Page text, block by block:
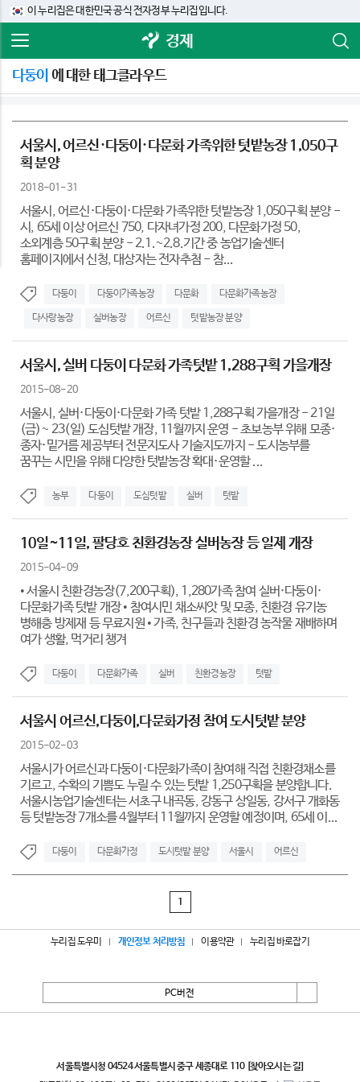
이 누리집은 대한민국 공식 전자정부 누리집입니다.
경제
다둥이 에 대한 태그클라우드
서울시, 어르신·다둥이·다문화 가족위한 텃밭농장 1,050구
획 분양
2018-01-31
서울시, 어르신·다둥이·다문화 가족위한 텃밭농장 1,050구획 분양 -
시, 65세 이상 어르신 750, 다자녀가정 200, 다문화가정 50,
소외계층 50구획 분양 - 2.1.~2.8.기간 중 농업기술센터
홈페이지에서 신청, 대상자는 전자추첨 - 참...
다둥이 다둥이가족농장 다문화 다문화가족농장
다사랑농장 실버농장 어르신 텃밭농장 분양
서울시, 실버 다둥이 다문화 가족텃밭 1,288구획 가을개장
2015-08-20
서울시, 실버·다둥이·다문화 가족 텃밭 1,288구획 가을개장 - 21일
(금)~ 23(일) 도심텃밭 개장, 11월까지 운영 - 초보농부 위해 모종·
종자·밑거름 제공부터 전문지도사 기술지도까지 - 도시농부를
꿈꾸는 시민을 위해 다양한 텃밭농장 확대·운영할 ...
농부 다둥이 도심텃밭 실버 텃밭
10일~11일, 팔당호 친환경농장 실버농장 등 일제 개장
2015-04-09
• 서울시 친환경농장(7,200구획), 1,280가족 참여 실버·다둥이·
다문화가족 텃밭 개장 • 참여시민 채소씨앗 및 모종, 친환경 유기농
병해충 방제재 등 무료지원 • 가족, 친구들과 친환경 농작물 재배하며
여가 생활, 먹거리 챙겨
다둥이 다문화가족 실버 친환경농장 텃밭
서울시 어르신,다둥이,다문화가정 참여 도시텃밭 분양
2015-02-03
서울시가 어르신과 다둥이·다문화가족이 참여해 직접 친환경채소를
기르고, 수확의 기쁨도 누릴 수 있는 텃밭 1,250구획을 분양합니다.
서울시농업기술센터는 서초구 내곡동, 강동구 상일동, 강서구 개화동
등 텃밭농장 7개소를 4월부터 11월까지 운영할 예정이며, 65세 이...
다둥이 다문화가정 도시텃밭 분양 서울시 어르신
1
누리집 도우미 개인정보 처리방침 이용약관 누리집 바로잡기
PC버전
서울특별시청 04524 서울특별시 중구 세종대로 110 [찾아오시는 길]